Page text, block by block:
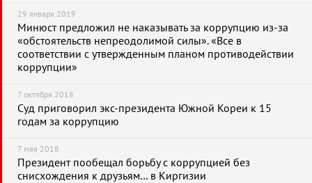
29 января 2019
Минюст предложил не наказывать за коррупцию из-за
«обстоятельств непреодолимой силы». «Все в
соответствии с утвержденным планом противодействии
коррупции»
7 октября 2018
Суд приговорил экс-президента Южной Кореи к 15
годам за коррупцию
7 мая 2018
Президент пообещал борьбу с коррупцией без
снисхождения к друзьям… в Киргизии